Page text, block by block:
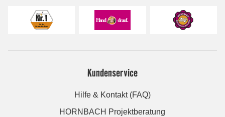
Kundenservice
Hilfe & Kontakt (FAQ)
HORNBACH Projektberatung